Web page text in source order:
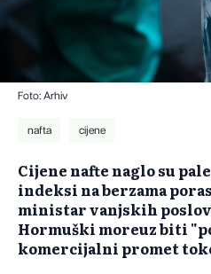
Foto: Arhiv
nafta cijene
Cijene nafte naglo su
indeksi na berzama
ministar vanjskih
Hormuški moreuz biti
komercijalni promet